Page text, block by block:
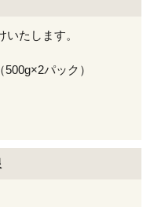
たします。
パック）